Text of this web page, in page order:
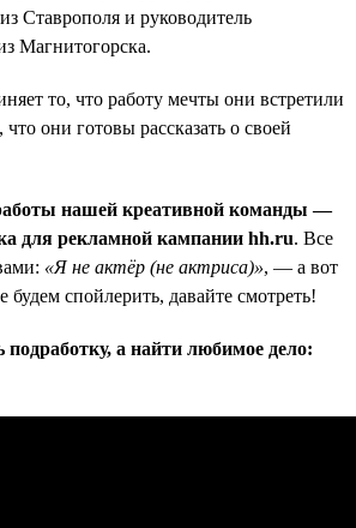
Ставрополя и руководитель
Магнитогорска.
то, что работу мечты они встретили
они готовы рассказать о своей
нашей креативной команды —
для рекламной кампании hh.ru. Все
«Я не актёр (не актриса)», — а вот
спойлерить, давайте смотреть!
а найти любимое дело: